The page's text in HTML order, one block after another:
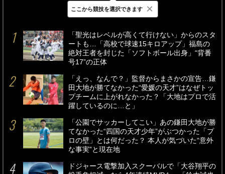
最新 24時間 週間
「聖光はレベルが高くて行けない」からのスタ
ートも…「高校で球速15キロアップ」福島の
絶対王者を封じた「ソフトボール出身」“背番
号17”の正体
「えっ、なんで？」監督からまさかの宣告…鎌
田大地が勝てなかった“愛媛の天才”はなぜトッ
プチームに上がれなかった？「大地はプロで活
躍しているのに…と」
「公園でサッカーしてこい」あの鎌田大地が勝
てなかった“四国の天才少年”がぶつかった「プ
ロの壁」とは何だった？ 本人が気づいた“意外
な事実”と現在地
ドジャース電撃加入スクーバルで「大谷翔平の
ここから競技を選択できます ×